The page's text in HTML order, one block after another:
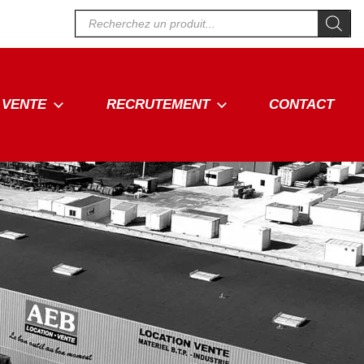
Recherche
de
produits
VENTE RECRUTEMENT CONTACT